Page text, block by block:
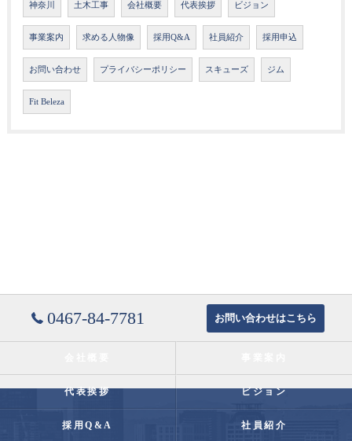
神奈川 土木工事 会社概要 代表挨拶 ビジョン
事業案内 求める人物像 採用Q&A 社員紹介 採用申込
お問い合わせ プライバシーポリシー スキューズ ジム
Fit Beleza
0467-84-7781 お問い合わせはこちら
代表挨拶 ビジョン
採用Q&A 社員紹介